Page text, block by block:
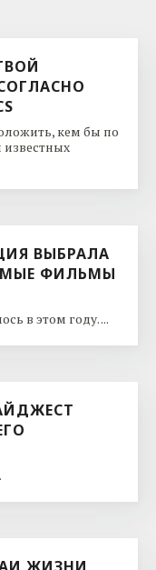
кем бы по
известных
ВЫБРАЛА
ФИЛЬМЫ
в этом году. ...